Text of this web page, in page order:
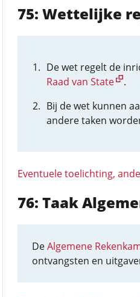
75: Wettelijke
De wet regelt de
Raad van State
.
Bij de wet kunnen
andere taken
Eventuele toelichting,
76: Taak
DeAlgemene
ontvangsten en